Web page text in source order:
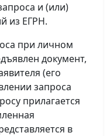
и (или)
из ЕГРН.
при личном
документ,
(его
запроса
прилагается
в